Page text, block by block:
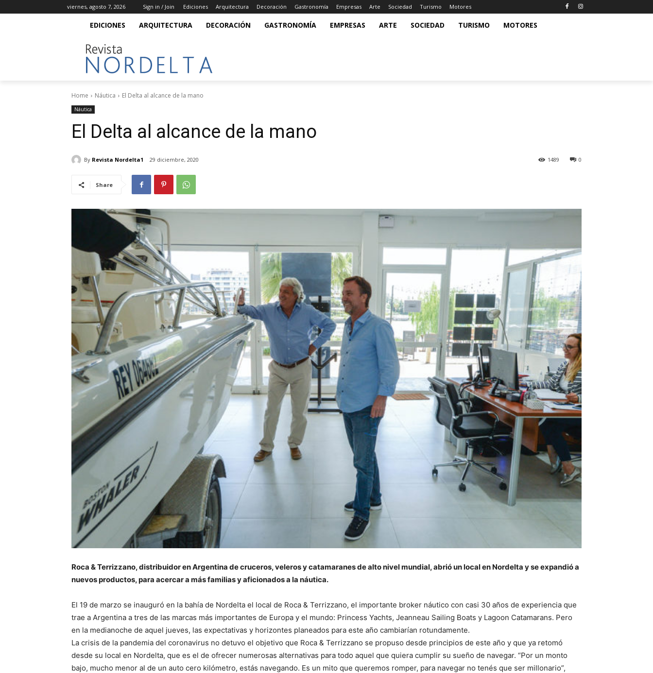
viernes, agosto 7, 2026 Sign in / Join Ediciones Arquitectura Decoración Gastronomía Empresas Arte Sociedad Turismo Motores
EDICIONES ARQUITECTURA DECORACIÓN GASTRONOMÍA EMPRESAS ARTE SOCIEDAD TURISMO MOTORES
Home Náutica El Delta al alcance de la mano
Náutica
El Delta al alcance de la mano
By Revista Nordelta1 29 diciembre, 2020 0
1489
Share
Roca & Terrizzano, distribuidor en Argentina de cruceros, veleros y catamaranes de alto nivel mundial, abrió un local en Nordelta y se expandió a
nuevos productos, para acercar a más familias y aficionados a la náutica.
El 19 de marzo se inauguró en la bahía de Nordelta el local de Roca & Terrizzano, el importante broker náutico con casi 30 años de experiencia que
trae a Argentina a tres de las marcas más importantes de Europa y el mundo: Princess Yachts, Jeanneau Sailing Boats y Lagoon Catamarans. Pero
en la medianoche de aquel jueves, las expectativas y horizontes planeados para este año cambiarían rotundamente.
La crisis de la pandemia del coronavirus no detuvo el objetivo que Roca & Terrizzano se propuso desde principios de este año y que ya retomó
desde su local en Nordelta, que es el de ofrecer numerosas alternativas para todo aquel que quiera cumplir su sueño de navegar. “Por un monto
bajo, mucho menor al de un auto cero kilómetro, estás navegando. Es un mito que queremos romper, para navegar no tenés que ser millonario”,